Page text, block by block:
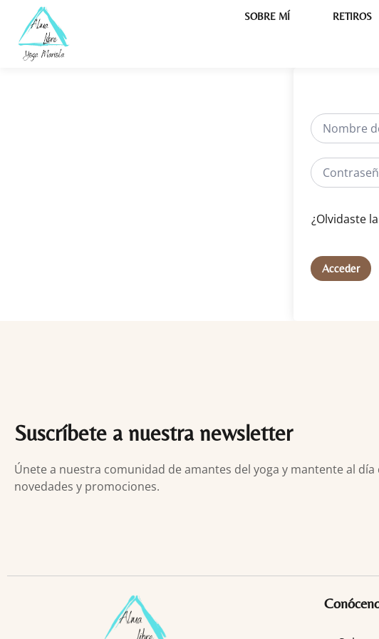
SOBRE MÍ RETIROS
¿Olvidaste
Acceder
Suscríbete a nuestra newsletter
Únete a nuestra comunidad de amantes del yoga y mantente al día
novedades y promociones.